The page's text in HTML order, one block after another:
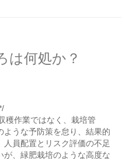
は何処か？
穫作業ではなく、栽培管
うな予防策を怠り、結果的
員配置とリスク評価の不足
が、緑肥栽培のような高度な